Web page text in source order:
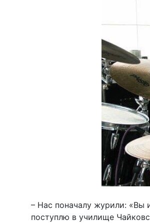
– Нас поначалу журили: «Вы
поступлю в училище